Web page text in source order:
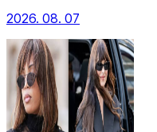
2026. 08. 07